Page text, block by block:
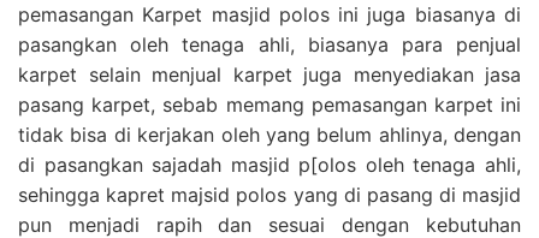
pemasangan Karpet masjid polos ini juga biasanya di
pasangkan oleh tenaga ahli, biasanya para penjual
karpet selain menjual karpet juga menyediakan jasa
pasang karpet, sebab memang pemasangan karpet ini
tidak bisa di kerjakan oleh yang belum ahlinya, dengan
di pasangkan sajadah masjid p[olos oleh tenaga ahli,
sehingga kapret majsid polos yang di pasang di masjid
pun menjadi rapih dan sesuai dengan kebutuhan